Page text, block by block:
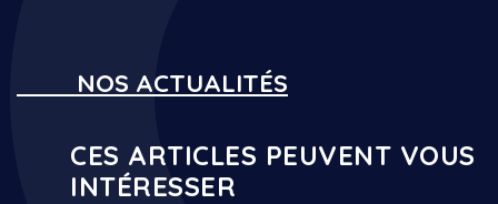
NOS ACTUALITÉS
CES ARTICLES PEUVENT VOUS
INTÉRESSER